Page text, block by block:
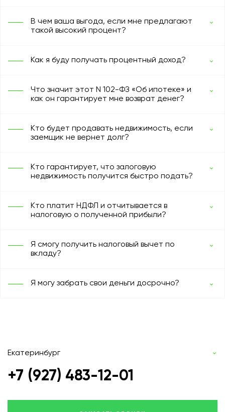
В чем ваша выгода, если мне предлагают
такой высокий процент?
Как я буду получать процентный доход?
Что значит этот N 102-ФЗ «Об ипотеке» и
как он гарантирует мне возврат денег?
Кто будет продавать недвижимость, если
заемщик не вернет долг?
Кто гарантирует, что залоговую
недвижимость получится быстро подать?
Кто платит НДФЛ и отчитывается в
налоговую о полученной прибыли?
Я смогу получить налоговый вычет по
вкладу?
Я могу забрать свои деньги досрочно?
Екатеринбург
+7 (927) 483-12-01